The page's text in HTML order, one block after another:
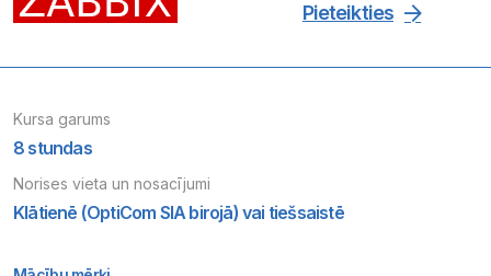
Pieteikties
Kursa garums
8 stundas
Norises vieta un nosacījumi
Klātienē (OptiCom SIA birojā) vai tiešsaistē